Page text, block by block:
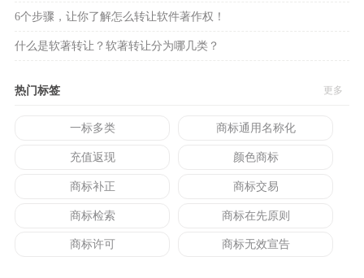
6个步骤，让你了解怎么转让软件著作权！
什么是软著转让？软著转让分为哪几类？
热门标签 更多
一标多类 商标通用名称化
充值返现 颜色商标
商标补正 商标交易
商标检索 商标在先原则
商标许可 商标无效宣告